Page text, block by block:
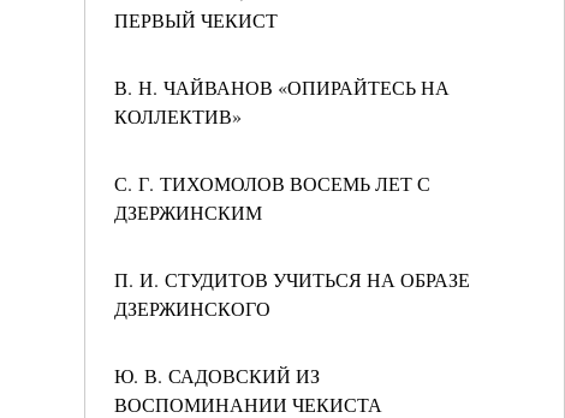
ПЕРВЫЙ ЧЕКИСТ
В. Н. ЧАЙВАНОВ «ОПИРАЙТЕСЬ НА
КОЛЛЕКТИВ»
С. Г. ТИХОМОЛОВ ВОСЕМЬ ЛЕТ С
ДЗЕРЖИНСКИМ
П. И. СТУДИТОВ УЧИТЬСЯ НА ОБРАЗЕ
ДЗЕРЖИНСКОГО
Ю. В. САДОВСКИЙ ИЗ
ВОСПОМИНАНИИ ЧЕКИСТА